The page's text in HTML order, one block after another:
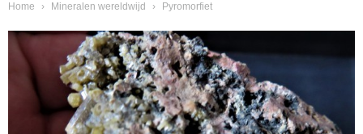
Home › Mineralen wereldwijd › Pyromorfiet